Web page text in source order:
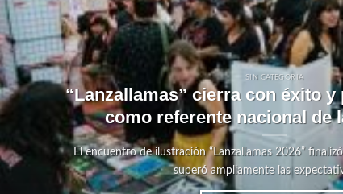
SIN CATEGORIA
“Lanzallamas” cierra con éxito
como referente nacional de
El encuentro de ilustración “Lanzallamas 2026”
superó ampliamente las